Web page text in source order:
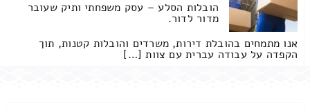
הובלות הסלע – עסק משפחתי ותיק שעובר
מדור לדור.
אנו מתמחים בהובלת דירות, משרדים והובלות קטנות, תוך
הקפדה על עבודה עברית עם צוות […]